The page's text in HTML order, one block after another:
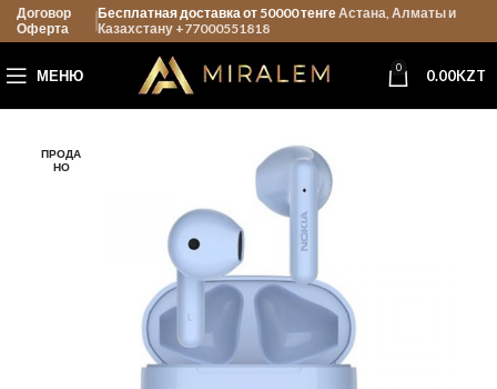
Договор
Оферта
Бесплатная доставка от 50000 тенгеАстана, Алматы и
Казахстану +77000551818
МЕНЮ 0 0.00KZT
ПРОДА
НО